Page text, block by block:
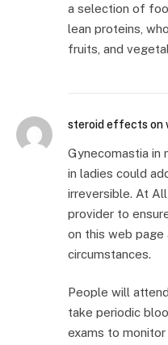
a selection of
lean proteins,
fruits, and
steroid effects on
Gynecomastia in
in ladies could
irreversible. At
provider to
on this web page
circumstances.
People will
take periodic
exams to